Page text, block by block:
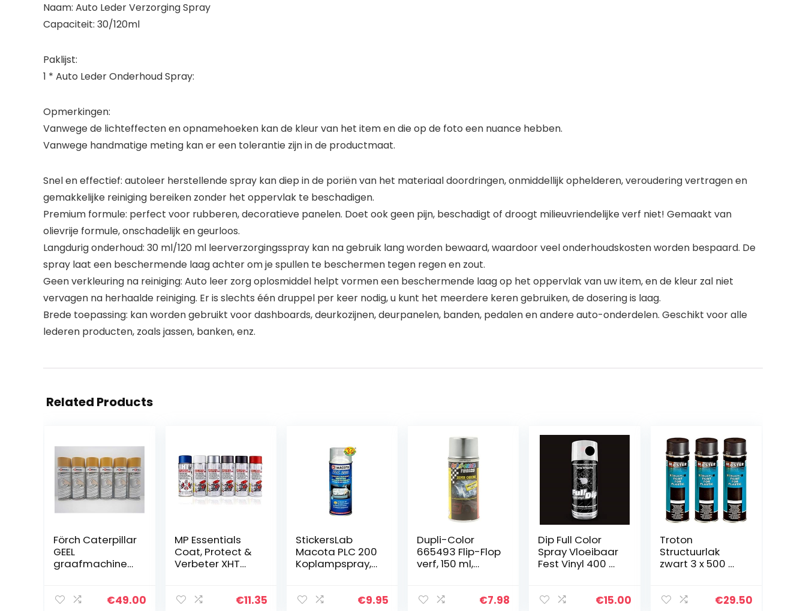
Naam: Auto Leder Verzorging Spray
Capaciteit: 30/120ml
Paklijst:
1 * Auto Leder Onderhoud Spray:
Opmerkingen:
Vanwege de lichteffecten en opnamehoeken kan de kleur van het item en die op de foto een nuance hebben.
Vanwege handmatige meting kan er een tolerantie zijn in de productmaat.
Snel en effectief: autoleer herstellende spray kan diep in de poriën van het materiaal doordringen, onmiddellijk ophelderen, veroudering vertragen en
gemakkelijke reiniging bereiken zonder het oppervlak te beschadigen.
Premium formule: perfect voor rubberen, decoratieve panelen. Doet ook geen pijn, beschadigt of droogt milieuvriendelijke verf niet! Gemaakt van
olievrije formule, onschadelijk en geurloos.
Langdurig onderhoud: 30 ml/120 ml leerverzorgingsspray kan na gebruik lang worden bewaard, waardoor veel onderhoudskosten worden bespaard. De
spray laat een beschermende laag achter om je spullen te beschermen tegen regen en zout.
Geen verkleuring na reiniging: Auto leer zorg oplosmiddel helpt vormen een beschermende laag op het oppervlak van uw item, en de kleur zal niet
vervagen na herhaalde reiniging. Er is slechts één druppel per keer nodig, u kunt het meerdere keren gebruiken, de dosering is laag.
Brede toepassing: kan worden gebruikt voor dashboards, deurkozijnen, deurpanelen, banden, pedalen en andere auto-onderdelen. Geschikt voor alle
lederen producten, zoals jassen, banken, enz.
Related Products
Förch Caterpillar
GEEL
graafmachine
spray spuitbus
€49.00
MP Essentials
Coat, Protect &
Verbeter XHT
Verf (tot 650c)
€11.35
StickersLab
Macota PLC 200
Koplampspray,
€9.95
Dupli-Color
665493 Flip-Flop
verf, 150 ml,
€7.98
Dip Full Color
Spray Vloeibaar
Fest Vinyl 400 ml
€15.00
Troton
Structuurlak
zwart 3 x 500 ml
plastic verf€29.50